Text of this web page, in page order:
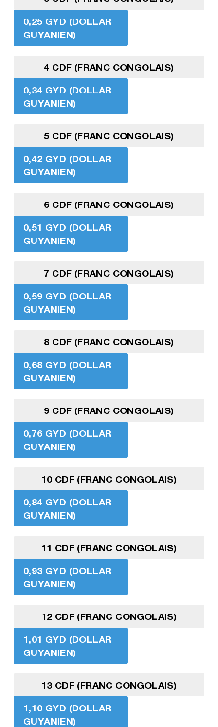
0,25 GYD (DOLLAR
GUYANIEN)
4 CDF (FRANC CONGOLAIS)
0,34 GYD (DOLLAR
GUYANIEN)
5 CDF (FRANC CONGOLAIS)
0,42 GYD (DOLLAR
GUYANIEN)
6 CDF (FRANC CONGOLAIS)
0,51 GYD (DOLLAR
GUYANIEN)
7 CDF (FRANC CONGOLAIS)
0,59 GYD (DOLLAR
GUYANIEN)
8 CDF (FRANC CONGOLAIS)
0,68 GYD (DOLLAR
GUYANIEN)
9 CDF (FRANC CONGOLAIS)
0,76 GYD (DOLLAR
GUYANIEN)
10 CDF (FRANC CONGOLAIS)
0,84 GYD (DOLLAR
GUYANIEN)
11 CDF (FRANC CONGOLAIS)
0,93 GYD (DOLLAR
GUYANIEN)
12 CDF (FRANC CONGOLAIS)
1,01 GYD (DOLLAR
GUYANIEN)
13 CDF (FRANC CONGOLAIS)
1,10 GYD (DOLLAR
GUYANIEN)